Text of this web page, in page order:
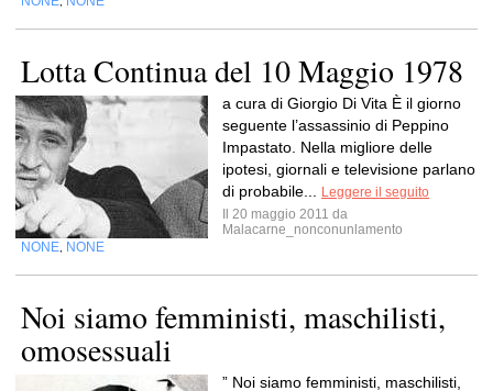
Lotta Continua del 10 Maggio 1978
a cura di Giorgio Di Vita È il giorno
seguente l’assassinio di Peppino
Impastato. Nella migliore delle
ipotesi, giornali e televisione parlano
di probabile...
Leggere il seguito
Il 20 maggio 2011 da
Malacarne_nonconunlamento
NONE NONE
Noi siamo femministi, maschilisti,
omosessuali
” Noi siamo femministi, maschilisti,